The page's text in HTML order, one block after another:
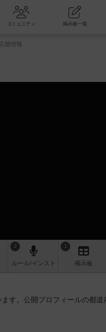
ゲーム会 コミュニティ
舗情報
2
ルール/インスト
1
掲示板
す。公開プロフィールの都